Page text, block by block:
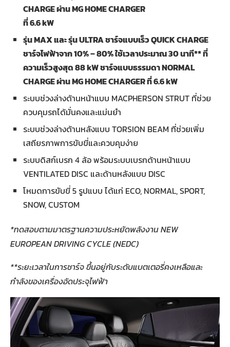
CHARGE ผ่าน MG HOME CHARGER
ที่ 6.6 kW
รุ่นMAX และ รุ่น ULTRA ชาร์จแบบเร็ว QUICK CHARGE
ชาร์จไฟฟ้าจาก 10% – 80% ใช้เวลาประมาณ 30 นาที** ที่
ความเร็วสูงสุด 88 kW ชาร์จแบบธรรมดา NORMAL
CHARGE ผ่าน MG HOME CHARGER ที่ 6.6 kW
ระบบช่วงล่างด้านหน้าแบบ MACPHERSON STRUT ที่ช่วย
ควบคุมรถได้มั่นคงและแม่นยำ
ระบบช่วงล่างด้านหลังแบบ TORSION BEAM ที่ช่วยเพิ่ม
เสถียรภาพการขับขี่และควบคุมง่าย
ระบบดิสก์เบรก 4 ล้อ พร้อมระบบเบรกด้านหน้าแบบ
VENTILATED DISC และด้านหลังแบบ DISC
โหมดการขับขี่ 5 รูปแบบ ได้แก่ ECO, NORMAL, SPORT,
SNOW, CUSTOM
*ทดสอบตามมาตรฐานความประหยัดพลังงาน NEW
EUROPEAN DRIVING CYCLE (NEDC)
**ระยะเวลาในการชาร์จ ขึ้นอยู่กับระดับแบตเตอรี่คงเหลือและ
กำลังของเครื่องอัดประจุไฟฟ้า